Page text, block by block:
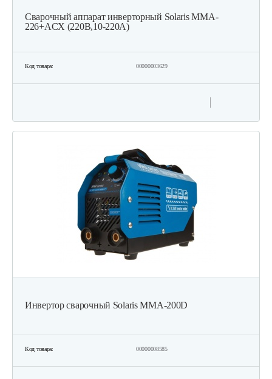
Сварочный аппарат инверторный Solaris MMA-
226+ACX (220В,10-220А)
Код товара: 00000003629
Инвертор сварочный Solaris MMA-200D
Код товара: 00000008585